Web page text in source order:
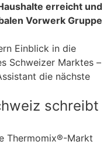
erreicht und
Vorwerk Gruppe
Einblick in die
Schweizer Marktes –
die nächste
schreibt
Thermomix®-Markt